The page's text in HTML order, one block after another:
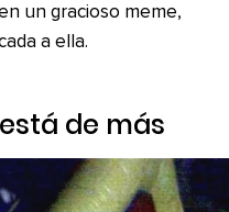
un gracioso meme,
a ella.
de más